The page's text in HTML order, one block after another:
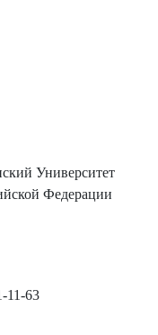
Университет
Федерации
11-63